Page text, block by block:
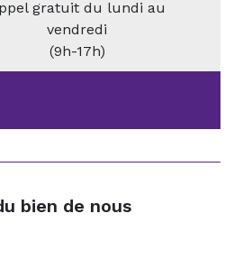
gratuit du lundi au
vendredi
(9h-17h)
bien de nous